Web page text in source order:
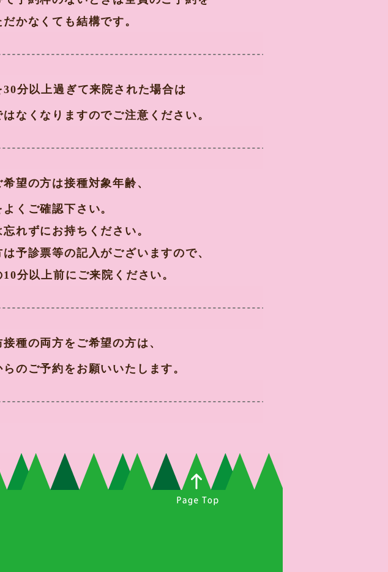
かなくても結構です。
分以上過ぎて来院された場合は
なくなりますのでご注意ください。
望の方は接種対象年齢、
くご確認下さい。
れずにお持ちください。
予診票等の記入がございますので、
分以上前にご来院ください。
種の両方をご希望の方は、
のご予約をお願いいたします。